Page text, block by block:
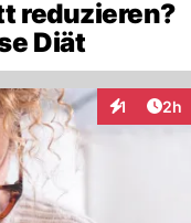
reduzieren?
Diät
1 2h